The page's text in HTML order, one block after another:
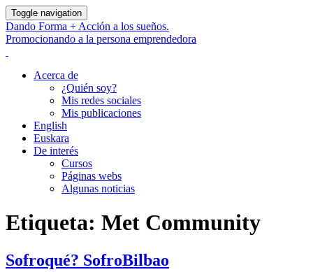
Toggle navigation
Dando Forma + Acción a los sueños.
Promocionando a la persona emprendedora
Acerca de
¿Quién soy?
Mis redes sociales
Mis publicaciones
English
Euskara
De interés
Cursos
Páginas webs
Algunas noticias
Etiqueta: Met Community
Sofroqué? SofroBilbao